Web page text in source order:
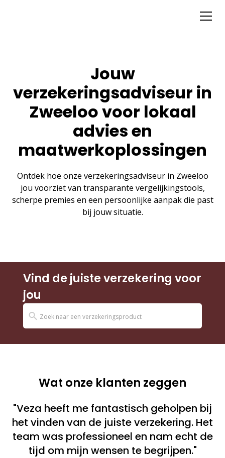
Jouw
verzekeringsadviseur in
Zweeloo voor lokaal
advies en
maatwerkoplossingen
Ontdek hoe onze verzekeringsadviseur in Zweeloo
jou voorziet van transparante vergelijkingstools,
scherpe premies en een persoonlijke aanpak die past
bij jouw situatie.
Vind de juiste verzekering voor
jou
Wat onze klanten zeggen
"Veza heeft me fantastisch geholpen bij
het vinden van de juiste verzekering. Het
team was professioneel en nam echt de
tijd om mijn wensen te begrijpen."